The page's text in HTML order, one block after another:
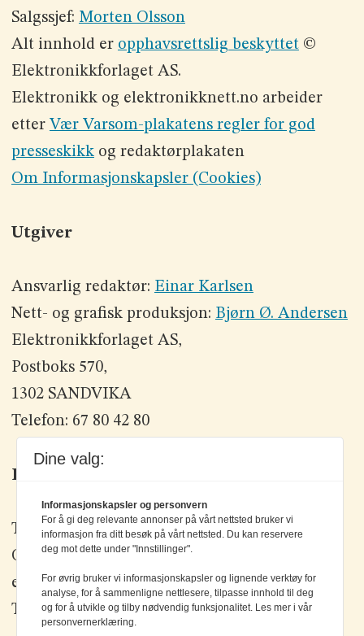
Salgssjef: Morten Olsson
Alt innhold er opphavsrettslig beskyttet©
Elektronikkforlaget AS.
Elektronikk og elektronikknett.no arbeider
etter Vær Varsom-plakatens regler for god
presseskikkog redaktørplakaten
Om Informasjonskapsler (Cookies)
Utgiver
Ansvarlig redaktør: Einar Karlsen
Nett- og grafisk produksjon: Bjørn Ø. Andersen
Elektronikkforlaget AS,
Postboks 570,
1302 SANDVIKA
Telefon: 67 80 42 80
Kontakt oss
Tlf: +47 67 80 42 80
Olav Brunborgs vei 6, 1396 Billingstad
epost: elektronikk@elektronikkforlaget.no
Tips oss:tips@elektronikkforlaget.no
Dine valg:
Informasjonskapsler og personvern
For å gi deg relevante annonser på vårt nettsted bruker vi
informasjon fra ditt besøk på vårt nettsted. Du kan reservere
deg mot dette under "Innstillinger".
For øvrig bruker vi informasjonskapsler og lignende verktøy for
analyse, for å sammenligne nettlesere, tilpasse innhold til deg
og for å utvikle og tilby nødvendig funksjonalitet. Les mer i vår
personvernerklæring.